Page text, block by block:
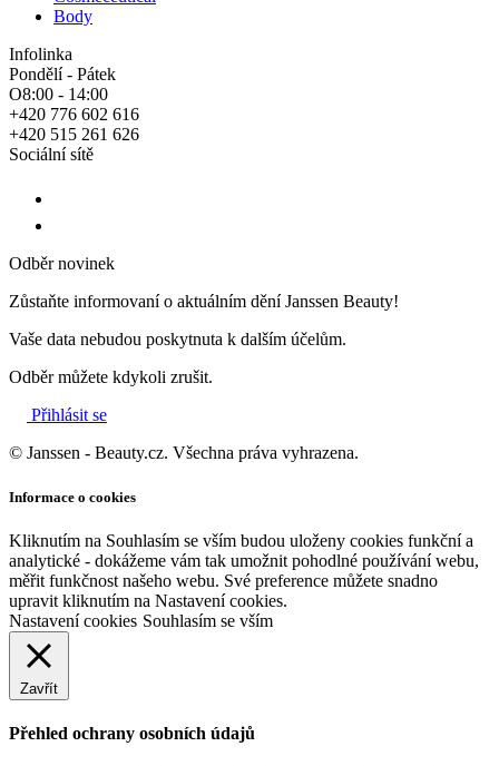
Body
Infolinka
Pondělí - Pátek
O8:00 - 14:00
+420 776 602 616
+420 515 261 626
Sociální sítě
Odběr novinek
Zůstaňte informovaní o aktuálním dění Janssen Beauty!
Vaše data nebudou poskytnuta k dalším účelům.
Odběr můžete kdykoli zrušit.
Přihlásit se
© Janssen - Beauty.cz. Všechna práva vyhrazena.
Informace o cookies
Kliknutím na Souhlasím se vším budou uloženy cookies funkční a
analytické - dokážeme vám tak umožnit pohodlné používání webu,
měřit funkčnost našeho webu. Své preference můžete snadno
upravit kliknutím na Nastavení cookies.
Nastavení cookies Souhlasím se vším
Zavřít
Přehled ochrany osobních údajů